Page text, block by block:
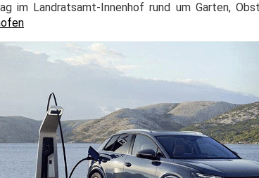
im Landratsamt-Innenhof rund um Garten,